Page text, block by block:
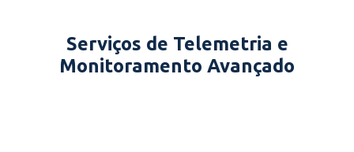
Serviços de Telemetria e
Monitoramento Avançado